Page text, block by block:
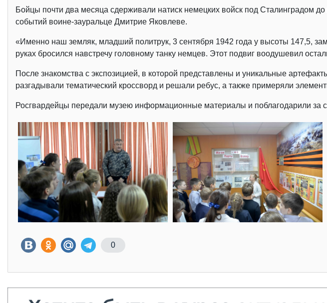
Бойцы почти два месяца сдерживали натиск немецких войск под Сталинградом
событий воине-зауральце Дмитрие Яковлеве.
«Именно наш земляк, младший политрук, 3 сентября 1942 года у высоты 147,5,
руках бросился навстречу головному танку немцев. Этот подвиг воодушевил
После знакомства с экспозицией, в которой представлены и уникальные
разгадывали тематический кроссворд и решали ребус, а также примеряли
Росгвардейцы передали музею информационные материалы и поблагодарили за
0